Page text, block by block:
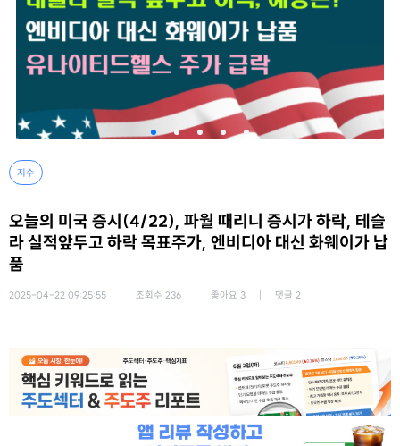
지수
오늘의 미국 증시(4/22), 파월 때리니 증시가 하락, 테슬
라 실적앞두고 하락 목표주가, 엔비디아 대신 화웨이가 납
품
2025-04-22 09:25:55 조회수 236 좋아요 3 댓글 2